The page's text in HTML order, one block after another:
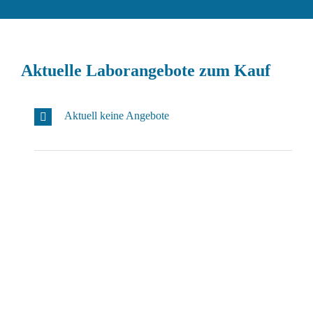
Aktuelle Laborangebote zum Kauf
Aktuell keine Angebote